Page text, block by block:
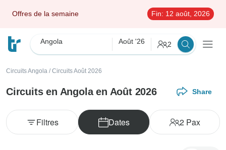
Offres de la semaine Fin: 12 août, 2026
Angola Août '26 2
Circuits Angola / Circuits Août 2026
Circuits en Angola en Août 2026 Share
Dates 2Pax
Filtres